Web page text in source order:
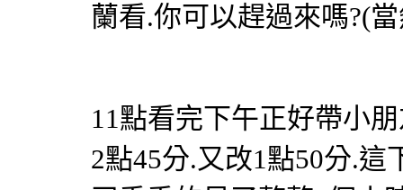
蘭看.你可以趕過來嗎?(
11點看完下午正好帶小
2點45分.又改1點50分.